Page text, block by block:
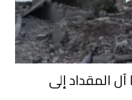
المقداد إلى